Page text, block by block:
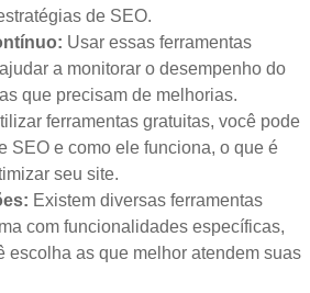
de SEO.
Usar essas ferramentas
a monitorar o desempenho do
que precisam de melhorias.
ferramentas gratuitas, você pode
SEO e como ele funciona, o que é
seu site.
Existem diversas ferramentas
com funcionalidades específicas,
escolha as que melhor atendem suas